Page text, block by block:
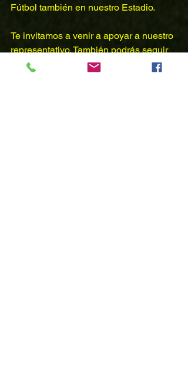
Fútbol también en nuestro Estadio.
Te invitamos a venir a apoyar a nuestro
representativo. También podrás seguir
el partido por la transmisión en vivo de